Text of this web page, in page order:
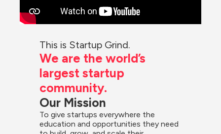
This is Startup Grind.
We are the world’s
largest startup
community.
Our Mission
To give startups everywhere the
education and opportunities they need